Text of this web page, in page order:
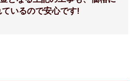
シンク
いるので安心です!